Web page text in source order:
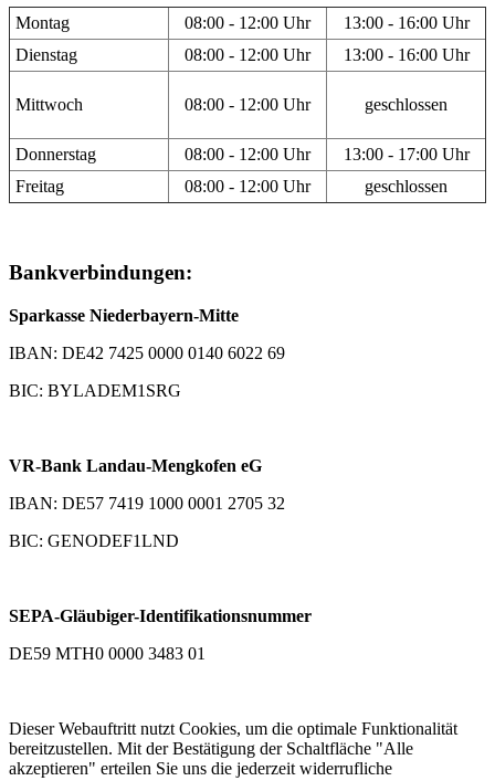
Montag 08:00 - 12:00 Uhr
13:00 - 16:00 Uhr
Dienstag
08:00 - 12:00 Uhr 13:00 - 16:00 Uhr
Mittwoch 08:00 - 12:00 Uhr geschlossen
Donnerstag 08:00 - 12:00 Uhr
13:00 - 17:00 Uhr
Freitag
08:00 - 12:00 Uhr geschlossen
Bankverbindungen:
Sparkasse Niederbayern-Mitte
IBAN: DE42 7425 0000 0140 6022 69
BIC: BYLADEM1SRG
VR-Bank Landau-Mengkofen eG
IBAN: DE57 7419 1000 0001 2705 32
BIC: GENODEF1LND
SEPA-Gläubiger-Identifikationsnummer
DE59 MTH0 0000 3483 01
Dieser Webauftritt nutzt Cookies, um die optimale Funktionalität
bereitzustellen. Mit der Bestätigung der Schaltfläche "Alle
akzeptieren" erteilen Sie uns die jederzeit widerrufliche